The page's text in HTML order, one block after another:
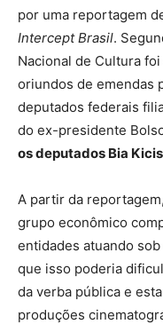
por uma reportagem
Intercept Brasil.
Nacional de Cultura
oriundos de emendas
deputados federais
do ex-presidente
os deputados Bia
A partir da
grupo econômico
entidades atuando
que isso poderia
da verba pública e
produções